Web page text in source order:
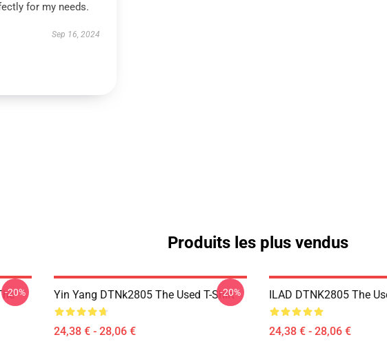
for my needs.
Sep 16, 2024
Produits les plus vendus
-20% Yin Yang DTNk2805 The Used T-Shirt
24,38 € - 28,06 €
-20% ILAD DTNK2805 The
24,38 € - 28,06 €